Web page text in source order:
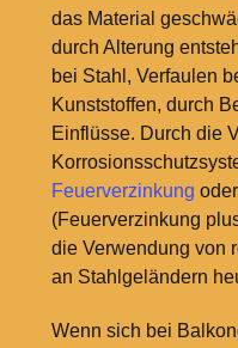
das Material
durch Alterung
bei Stahl, Verfaulen
Kunststoffen, durch
Einflüsse. Durch die
Feuerverzinkung
(Feuerverzinkung
die Verwendung von
an Stahlgeländern
Wenn sich bei